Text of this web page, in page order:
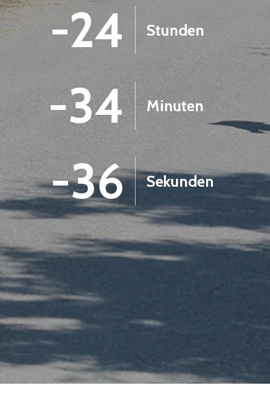
-24 Stunden
-34 Minuten
-37 Sekunden